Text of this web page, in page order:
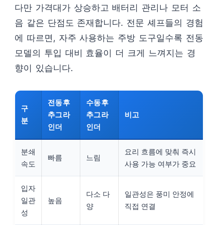
다만 가격대가 상승하고 배터리 관리나 모터 소
음 같은 단점도 존재합니다. 전문 셰프들의 경험
에 따르면, 자주 사용하는 주방 도구일수록 전동
모델의 투입 대비 효율이 더 크게 느껴지는 경
향이 있습니다.
구
분
전동후
추그라
인더
수동후
추그라
인더
비고
분쇄
속도
빠름 느림
요리 흐름에 맞춰 즉시
사용 가능 여부가 중요
입자
일관
성
높음
다소 다
양
일관성은 풍미 안정에
직접 연결